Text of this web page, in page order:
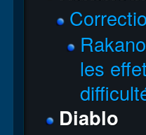
les
Diablo